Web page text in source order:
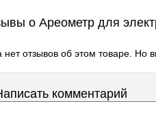
о Ареометр для
нет отзывов об этом товаре. Но
комментарий